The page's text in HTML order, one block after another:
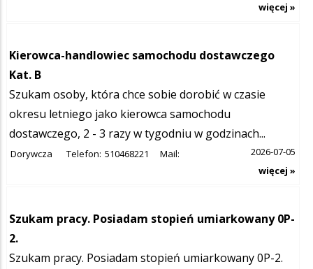
więcej »
Kierowca-handlowiec samochodu dostawczego
Kat. B
Szukam osoby, która chce sobie dorobić w czasie
okresu letniego jako kierowca samochodu
dostawczego, 2 - 3 razy w tygodniu w godzinach...
Dorywcza Telefon: 510468221 Mail:
2026-07-05
więcej »
Szukam pracy. Posiadam stopień umiarkowany 0P-
2.
Szukam pracy. Posiadam stopień umiarkowany 0P-2.